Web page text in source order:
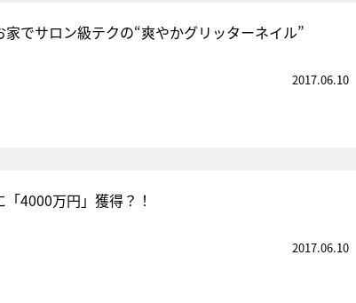
家でサロン級テクの“爽やかグリッターネイル”
2017.06.10
4000万円」獲得？！
2017.06.10